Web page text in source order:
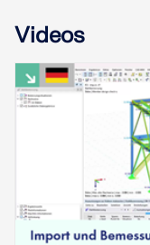
Videos